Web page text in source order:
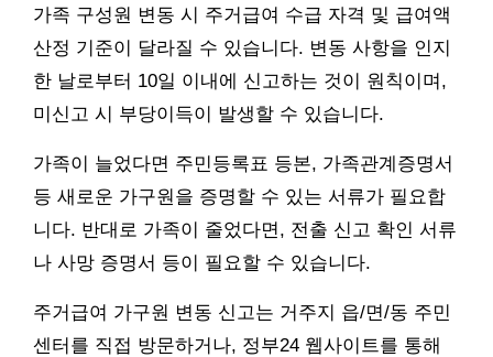
가족 구성원 변동 시 주거급여 수급 자격 및 급여액
산정 기준이 달라질 수 있습니다. 변동 사항을 인지
한 날로부터 10일 이내에 신고하는 것이 원칙이며,
미신고 시 부당이득이 발생할 수 있습니다.
가족이 늘었다면 주민등록표 등본, 가족관계증명서
등 새로운 가구원을 증명할 수 있는 서류가 필요합
니다. 반대로 가족이 줄었다면, 전출 신고 확인 서류
나 사망 증명서 등이 필요할 수 있습니다.
주거급여 가구원 변동 신고는 거주지 읍/면/동 주민
센터를 직접 방문하거나, 정부24 웹사이트를 통해